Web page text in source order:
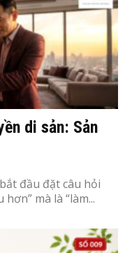
di sản: Sản
đầu đặt câu hỏi
mà là “làm...